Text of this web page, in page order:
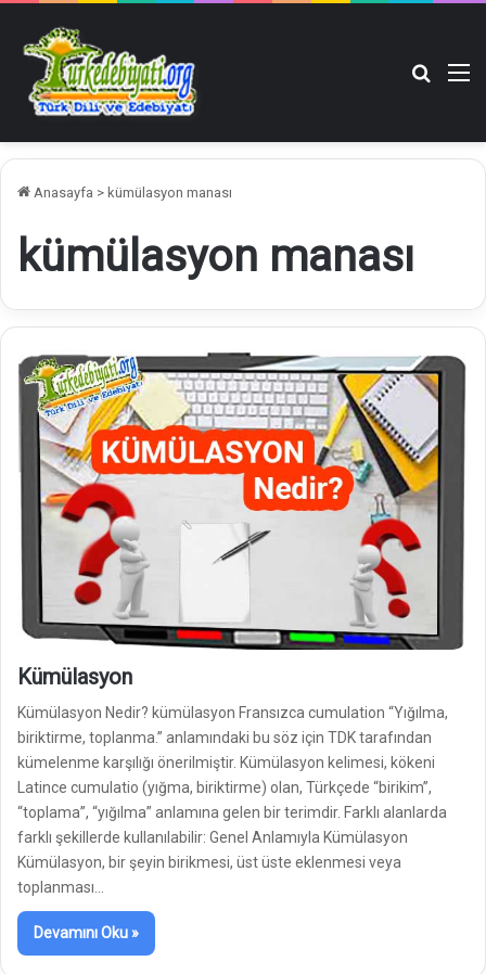
Anasayfa > kümülasyon manası
kümülasyon manası
Kümülasyon
Kümülasyon Nedir? kümülasyon Fransızca cumulation “Yığılma,
biriktirme, toplanma.” anlamındaki bu söz için TDK tarafından
kümelenme karşılığı önerilmiştir. Kümülasyon kelimesi, kökeni
Latince cumulatio (yığma, biriktirme) olan, Türkçede “birikim”,
“toplama”, “yığılma” anlamına gelen bir terimdir. Farklı alanlarda
farklı şekillerde kullanılabilir: Genel Anlamıyla Kümülasyon
Kümülasyon, bir şeyin birikmesi, üst üste eklenmesi veya
toplanması…
Devamını Oku »